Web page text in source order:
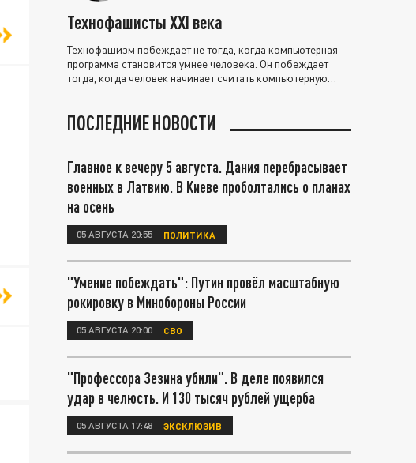
Технофашисты XXI века
Технофашизм побеждает не тогда, когда компьютерная
программа становится умнее человека. Он побеждает
тогда, когда человек начинает считать компьютерную
ПОСЛЕДНИЕ НОВОСТИ
Главное к вечеру 5 августа. Дания перебрасывает
военных в Латвию. В Киеве проболтались о планах
на осень
05 АВГУСТА 20:55 ПОЛИТИКА
"Умение побеждать": Путин провёл масштабную
рокировку в Минобороны России
05 АВГУСТА 20:00 СВО
"Профессора Зезина убили". В деле появился
удар в челюсть. И 130 тысяч рублей ущерба
05 АВГУСТА 17:48 ЭКСКЛЮЗИВ